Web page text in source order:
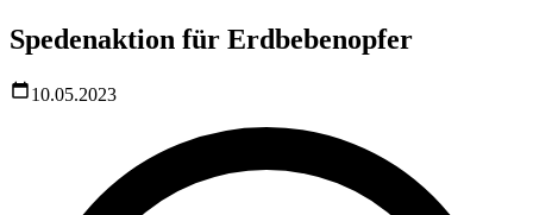
Spedenaktion für Erdbebenopfer
10.05.2023